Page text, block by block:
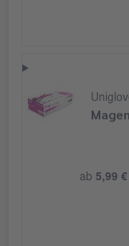
ab 5,99 €